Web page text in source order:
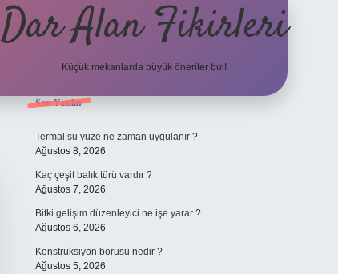
Dar Alan Fikirleri
Küçük mekanlarda büyük öneriler bul!
Sidebar
Son Yazılar
Termal su yüze ne zaman uygulanır ?
Ağustos 8, 2026
Kaç çeşit balık türü vardır ?
Ağustos 7, 2026
Bitki gelişim düzenleyici ne işe yarar ?
Ağustos 6, 2026
Konstrüksiyon borusu nedir ?
Ağustos 5, 2026